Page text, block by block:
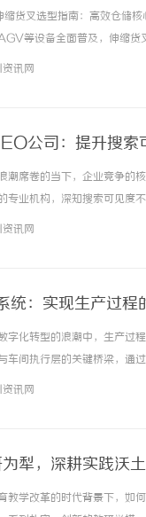
货叉选型指南：高效仓储
等设备全面普及，伸缩货
场上品类繁多的产品，企业
资讯网
公司：提升搜索
潮席卷的当下，企业竞争的
专业机构，深知搜索可见度
瞬间，能否在海量信息中脱
资讯网
统：实现生产过程
字化转型的浪潮中，生产过
车间执行层的关键桥梁，通
化监控网络。这种监控模式
资讯网
为犁，深耕实践
教学改革的时代背景下，如